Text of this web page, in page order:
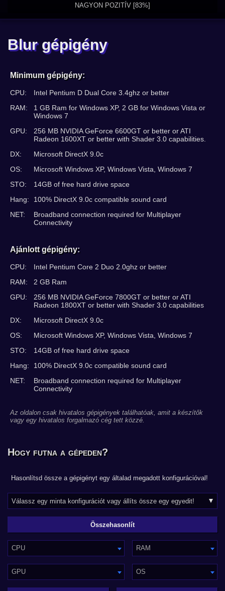
NAGYON POZITÍV [83%]
Blur gépigény
Minimum gépigény:
CPU:
Intel Pentium D Dual Core 3.4ghz or better
RAM:
1 GB Ram for Windows XP, 2 GB for Windows Vista or
Windows 7
GPU:
256 MB NVIDIA GeForce 6600GT or better or ATI
Radeon 1600XT or better with Shader 3.0 capabilities.
DX:
Microsoft DirectX 9.0c
OS:
Microsoft Windows XP, Windows Vista, Windows 7
STO:
14GB of free hard drive space
Hang:
100% DirectX 9.0c compatible sound card
NET:
Broadband connection required for Multiplayer
Connectivity
Ajánlott gépigény:
CPU:
Intel Pentium Core 2 Duo 2.0ghz or better
RAM:
2 GB Ram
GPU:
256 MB NVIDIA GeForce 7800GT or better or ATI
Radeon 1800XT or better with Shader 3.0 capabilities
DX:
Microsoft DirectX 9.0c
OS:
Microsoft Windows XP, Windows Vista, Windows 7
STO:
14GB of free hard drive space
Hang:
100% DirectX 9.0c compatible sound card
NET:
Broadband connection required for Multiplayer
Connectivity
Az oldalon csak hivatalos gépigények találhatóak, amit a készítők
vagy egy hivatalos forgalmazó cég tett közzé.
Hogy futna a gépeden?
Hasonlítsd össze a gépigényt egy általad megadott konfigurációval!
CPU RAM
GPU OS